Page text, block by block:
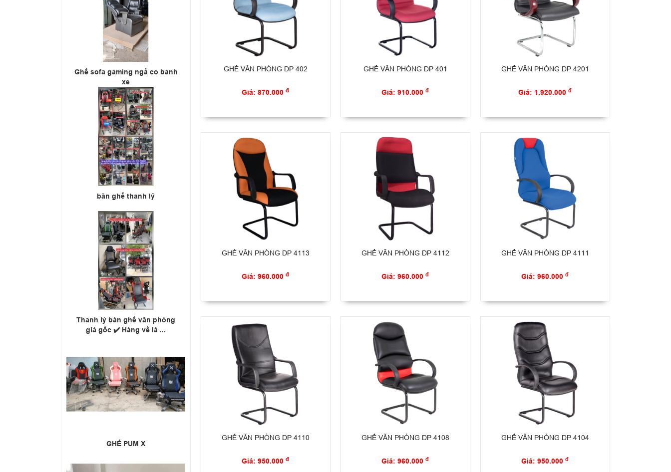
Ghế sofa gaming ngả co banh
xe
bàn ghế thanh lý
Thanh lý bàn ghế văn phòng
giá gốc ✔️ Hàng về là ...
GHẾ PUM X
GHẾ VĂN PHÒNG DP 402
Giá: 870.000đ
GHẾ VĂN PHÒNG DP 401
Giá: 910.000đ
GHẾ VĂN PHÒNG DP 4201
Giá: 1.920.000đ
GHẾ VĂN PHÒNG DP 4113
Giá: 960.000đ
GHẾ VĂN PHÒNG DP 4112
Giá: 960.000đ
GHẾ VĂN PHÒNG DP 4111
Giá: 960.000đ
GHẾ VĂN PHÒNG DP 4110
Giá: 950.000đ
GHẾ VĂN PHÒNG DP 4108
Giá: 960.000đ
GHẾ VĂN PHÒNG DP 4104
Giá: 950.000đ